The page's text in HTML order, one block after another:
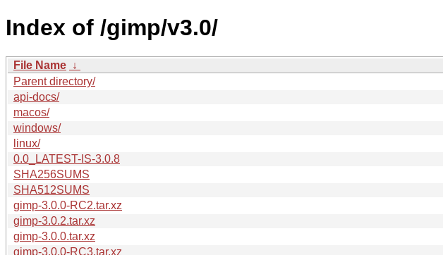
Index of /gimp/v3.0/
File Name ↓
Parent directory/
api-docs/
macos/
windows/
linux/
0.0_LATEST-IS-3.0.8
SHA256SUMS
SHA512SUMS
gimp-3.0.0-RC2.tar.xz
gimp-3.0.2.tar.xz
gimp-3.0.0.tar.xz
gimp-3.0.0-RC3.tar.xz